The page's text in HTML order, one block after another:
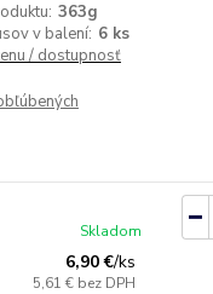
363g
v balení: 6 ks
/ dostupnosť
6,90 €/ks
5,61 € bez DPH
Skladom